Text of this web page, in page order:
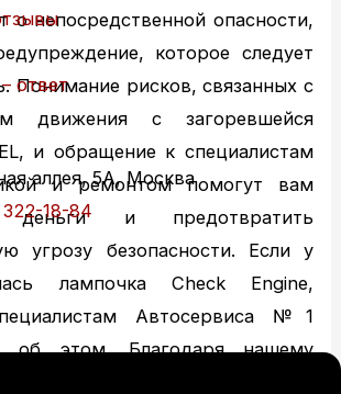
ответ
аллея, 5А, Москва
18-84
о непосредственной опасности,
которое следует
Понимание рисков, связанных с
движения с загоревшейся
и обращение к специалистам
и ремонтом помогут вам
деньги и предотвратить
угрозу безопасности. Если у
лампочка Check Engine,
Автосервиса №1
об этом. Благодаря нашему